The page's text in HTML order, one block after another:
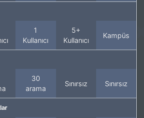
1
Kullanıcı
5+
Kullanıcı
Kampüs
30
arama
Sınırsız Sınırsız